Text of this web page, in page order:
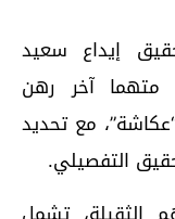
إيداع سعيد
الناصيري وعبد النبي بعيوي و19 متهما آخر رهن
مع تحديد